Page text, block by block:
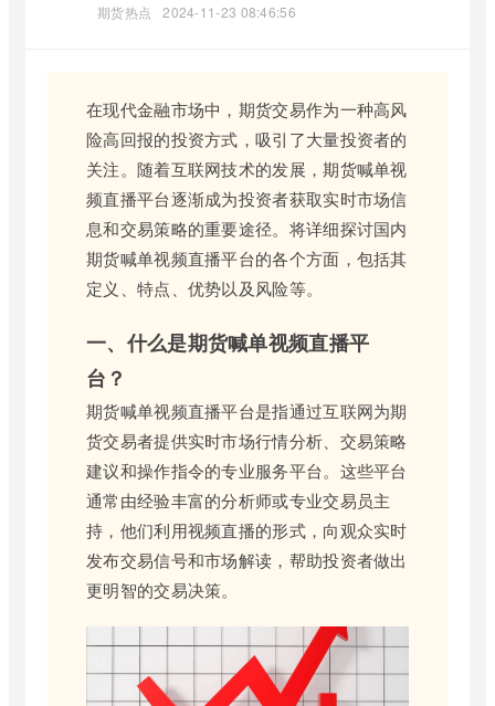
期货热点 2024-11-23 08:46:56
在现代金融市场中，期货交易作为一种高风
险高回报的投资方式，吸引了大量投资者的
关注。随着互联网技术的发展，期货喊单视
频直播平台逐渐成为投资者获取实时市场信
息和交易策略的重要途径。将详细探讨国内
期货喊单视频直播平台的各个方面，包括其
定义、特点、优势以及风险等。
一、什么是期货喊单视频直播平
台？
期货喊单视频直播平台是指通过互联网为期
货交易者提供实时市场行情分析、交易策略
建议和操作指令的专业服务平台。这些平台
通常由经验丰富的分析师或专业交易员主
持，他们利用视频直播的形式，向观众实时
发布交易信号和市场解读，帮助投资者做出
更明智的交易决策。